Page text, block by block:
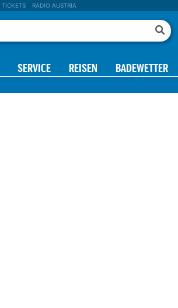
TICKETS RADIO AUSTRIA
SERVICE REISEN BADEWETTER